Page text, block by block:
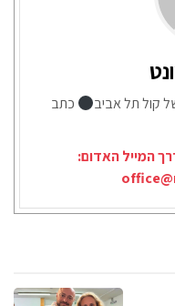
קול תל אביב
כתב
המייל האדום: